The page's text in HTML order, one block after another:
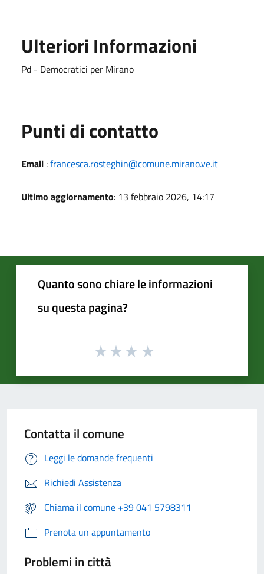
Ulteriori Informazioni
Pd - Democratici per Mirano
Punti di contatto
Email :francesca.rosteghin@comune.mirano.ve.it
Ultimo aggiornamento: 13 febbraio 2026, 14:17
Quanto sono chiare le informazioni
su questa pagina?
Contatta il comune
Leggi le domande frequenti
Richiedi Assistenza
Chiama il comune +39 041 5798311
Prenota un appuntamento
Problemi in città